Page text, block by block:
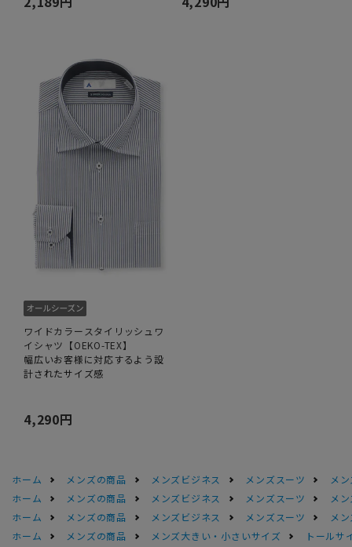
ワイドカラースタイリッシュワ
イシャツ【OEKO-TEX】
幅広いお客様に対応するよう設
計されたサイズ感
4,290円
ホーム メンズの商品 メンズビジネス メンズスーツ
メ
ホーム
メンズの商品 メンズビジネス メンズスーツ
メ
ホーム
メンズの商品 メンズビジネス メンズスーツ
メ
ホーム
メンズの商品 メンズ大きい・小さいサイズ
トールサ